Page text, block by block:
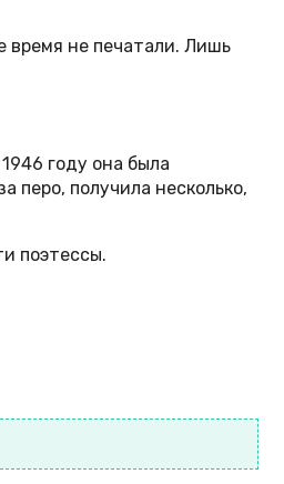
время не печатали. Лишь
году она была
перо, получила несколько,
поэтессы.